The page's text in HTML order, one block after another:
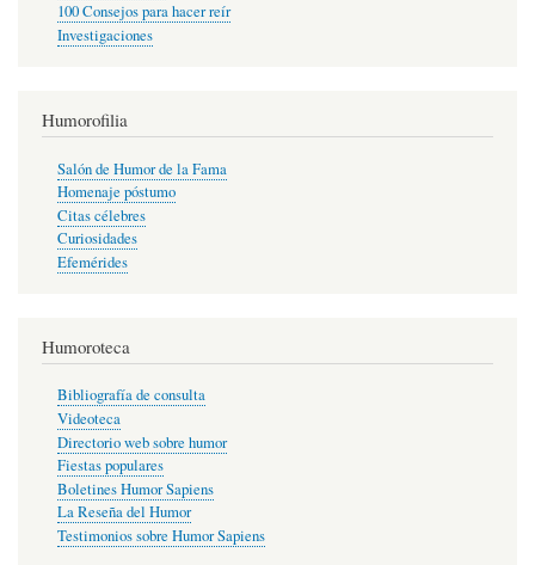
100 Consejos para hacer reír
Investigaciones
Humorofilia
Salón de Humor de la Fama
Homenaje póstumo
Citas célebres
Curiosidades
Efemérides
Humoroteca
Bibliografía de consulta
Videoteca
Directorio web sobre humor
Fiestas populares
Boletines Humor Sapiens
La Reseña del Humor
Testimonios sobre Humor Sapiens